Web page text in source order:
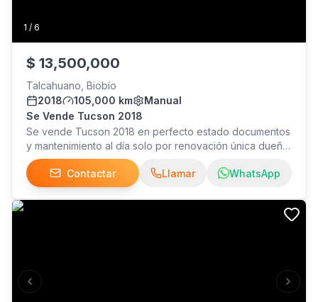
1 / 6
$ 13,500,000
Talcahuano, Biobío
2018
105,000 km
Manual
Se Vende Tucson 2018
Se vende Tucson 2018 en perfecto estado documentos
y mantenimiento al día solo por renovación única dueña
muy bien cuidado..
Contactar
Llamar WhatsApp
Previous slide Next